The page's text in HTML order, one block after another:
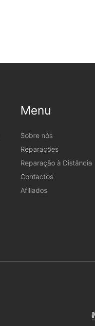
Menu
Sobre nós
Reparações
Reparação à Distância
Contactos
Afiliados